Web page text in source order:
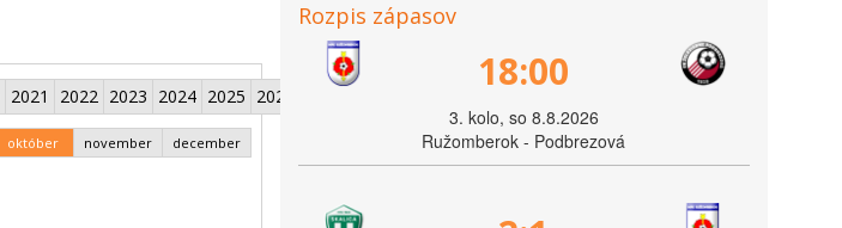
2021 2022 2023 2024 2025 2026
október november december
Rozpis zápasov
18:00
3. kolo, so 8.8.2026
Ružomberok - Podbrezová